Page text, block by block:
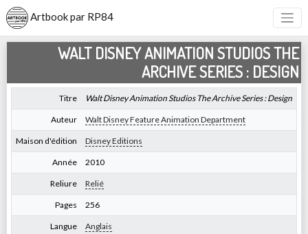
Artbook par RP84
WALT DISNEY ANIMATION STUDIOS THE
ARCHIVE SERIES : DESIGN
Titre Walt Disney Animation Studios The Archive Series : Design
Auteur Walt Disney Feature Animation Department
Maison d'édition Disney Editions
Année 2010
Reliure Relié
Pages 256
Langue Anglais